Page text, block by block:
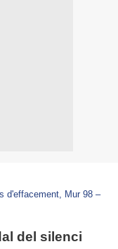
d'effacement, Mur 98 –
del silenci